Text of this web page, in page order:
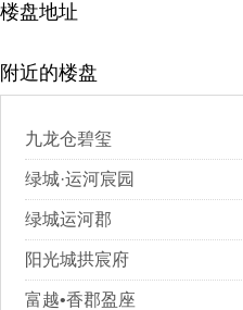
楼盘地址
附近的楼盘
九龙仓碧玺
绿城·运河宸园
绿城运河郡
阳光城拱宸府
富越•香郡盈座